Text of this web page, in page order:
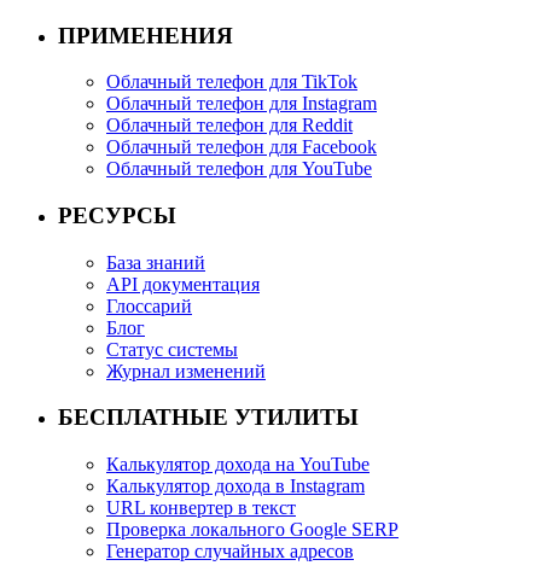
ПРИМЕНЕНИЯ
Облачный телефон для TikTok
Облачный телефон для Instagram
Облачный телефон для Reddit
Облачный телефон для Facebook
Облачный телефон для YouTube
РЕСУРСЫ
База знаний
API документация
Глоссарий
Блог
Статус системы
Журнал изменений
БЕСПЛАТНЫЕ УТИЛИТЫ
Калькулятор дохода на YouTube
Калькулятор дохода в Instagram
URL конвертер в текст
Проверка локального Google SERP
Генератор случайных адресов